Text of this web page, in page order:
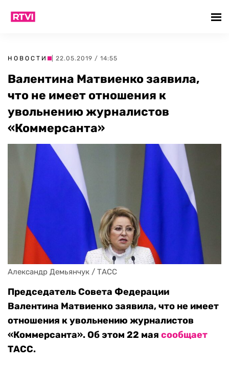
НОВОСТИ | 22.05.2019 / 14:55
Валентина Матвиенко заявила,
что не имеет отношения к
увольнению журналистов
«Коммерсанта»
Александр Демьянчук / ТАСС
Председатель Совета Федерации
Валентина Матвиенко заявила, что не имеет
отношения к увольнению журналистов
«Коммерсанта». Об этом 22 мая сообщает
ТАСС.